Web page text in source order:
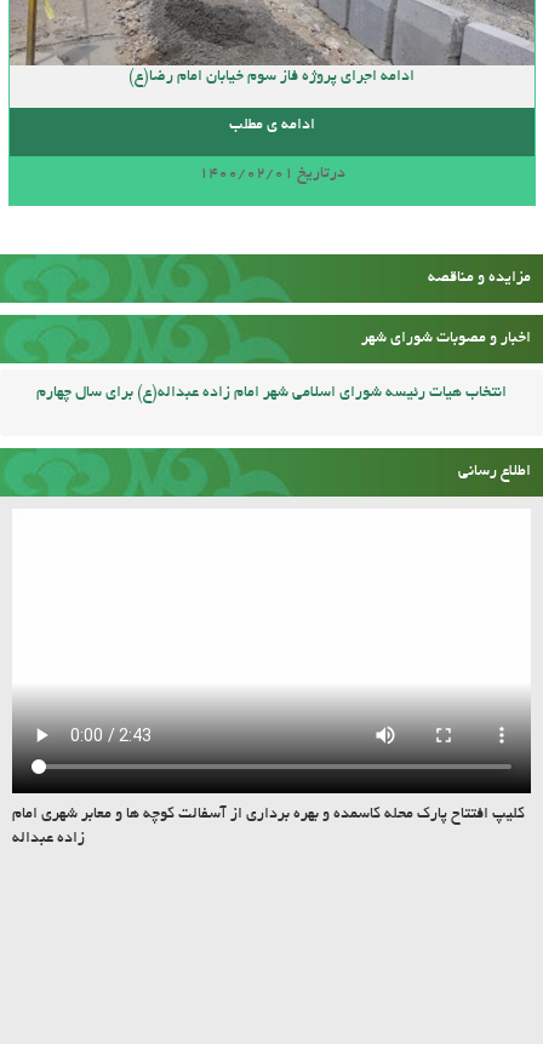
ادامه اجرای پروژه فاز سوم خیابان امام رضا(ع)
ادامه ی مطلب
درتاریخ 1400/02/01
مزایده و مناقصه
اخبار و مصوبات شورای شهر
انتخاب هیات رئیسه شورای اسلامی شهر امام زاده عبداله(ع) برای سال چهارم
اطلاع رسانی
کلیپ افتتاح پارک محله کاسمده و بهره برداری از آسفالت کوچه ها و معابر شهری امام
زاده عبداله